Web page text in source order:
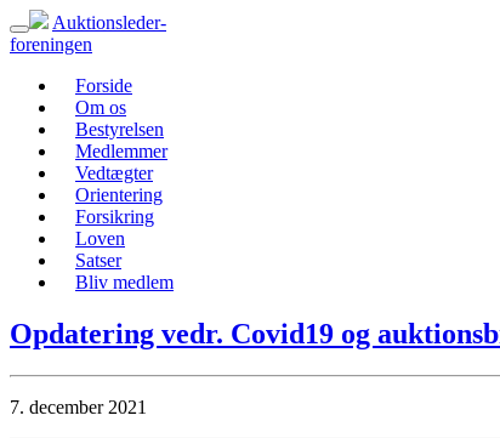
Auktionsleder-
foreningen
Forside
Om os
Bestyrelsen
Medlemmer
Vedtægter
Orientering
Forsikring
Loven
Satser
Bliv medlem
Opdatering vedr. Covid19 og
7. december 2021